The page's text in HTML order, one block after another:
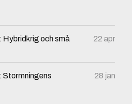
Hybridkrig och små
22 apr
Stormningens
28 jan